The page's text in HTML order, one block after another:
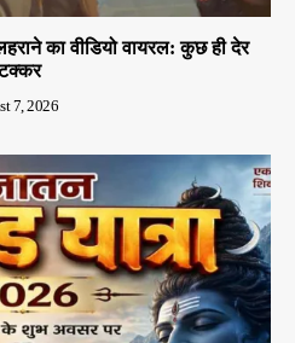
का वीडियो वायरल: कुछ ही देर
टक्कर
7, 2026